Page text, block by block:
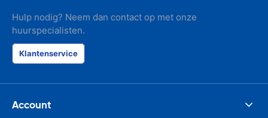
Hulp nodig? Neem dan contact op met onze
huurspecialisten.
Klantenservice
Account